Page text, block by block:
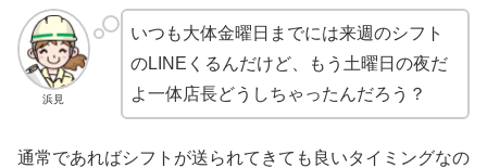
浜見
いつも大体金曜日までには来週のシフト
のLINEくるんだけど、もう土曜日の夜だ
よ一体店長どうしちゃったんだろう？
通常であればシフトが送られてきても良いタイミングなの